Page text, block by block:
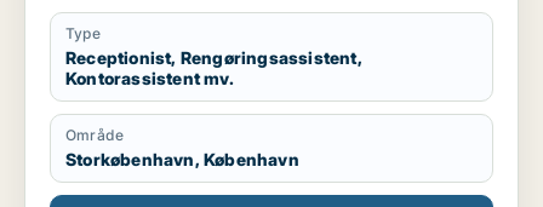
Type
Receptionist, Rengøringsassistent,
Kontorassistent mv.
Område
Storkøbenhavn, København